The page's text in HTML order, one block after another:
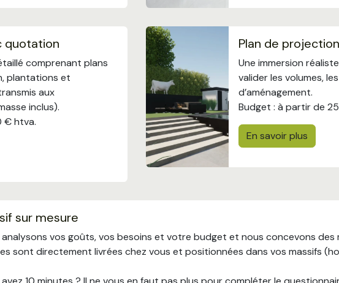
quotation
comprenant plans
plantations et
aux
inclus).
€ htva.
Plan de
Une immersion
valider les volumes,
d’aménagement.
Budget : à partir de
En savoir plus
sur mesure
analysons vos goûts, vos besoins et votre budget et nous concevons des
sont directement livrées chez vous et positionnées dans vos massifs